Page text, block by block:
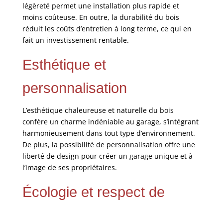
légèreté permet une installation plus rapide et
moins coûteuse. En outre, la durabilité du bois
réduit les coûts d’entretien à long terme, ce qui en
fait un investissement rentable.
Esthétique et
personnalisation
L’esthétique chaleureuse et naturelle du bois
confère un charme indéniable au garage, s’intégrant
harmonieusement dans tout type d’environnement.
De plus, la possibilité de personnalisation offre une
liberté de design pour créer un garage unique et à
l’image de ses propriétaires.
Écologie et respect de